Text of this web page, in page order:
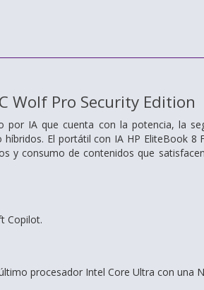
Wolf Pro Security Edition
IA que cuenta con la potencia, la
El portátil con IA HP EliteBook 8
consumo de contenidos que
Copilot.
procesador Intel Core Ultra con una